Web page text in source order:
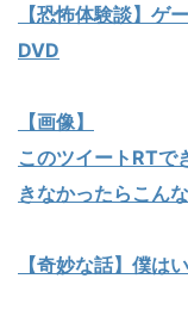
【恐怖体験談】ゲ
DVD
【画像】
このツイートRTで
きなかったらこん
【奇妙な話】僕は